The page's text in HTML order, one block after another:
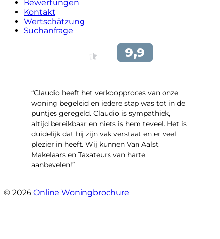
Bewertungen
Kontakt
Wertschätzung
Suchanfrage
“Claudio heeft het verkoopproces van onze
woning begeleid en iedere stap was tot in de
puntjes geregeld. Claudio is sympathiek,
altijd bereikbaar en niets is hem teveel. Het is
duidelijk dat hij zijn vak verstaat en er veel
plezier in heeft. Wij kunnen Van Aalst
Makelaars en Taxateurs van harte
aanbevelen!”
© 2026 Online Woningbrochure